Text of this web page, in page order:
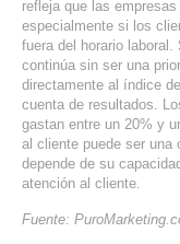
refleja que las
especialmente si los
fuera del horario
continúa sin ser una
directamente al índice
cuenta de resultados.
gastan entre un 20% y
al cliente puede ser una
depende de su
atención al cliente.
Fuente: